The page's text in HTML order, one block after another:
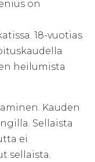
on
18-vuotias
heilumista
Kauden
Sellaista
ei
sellaista.